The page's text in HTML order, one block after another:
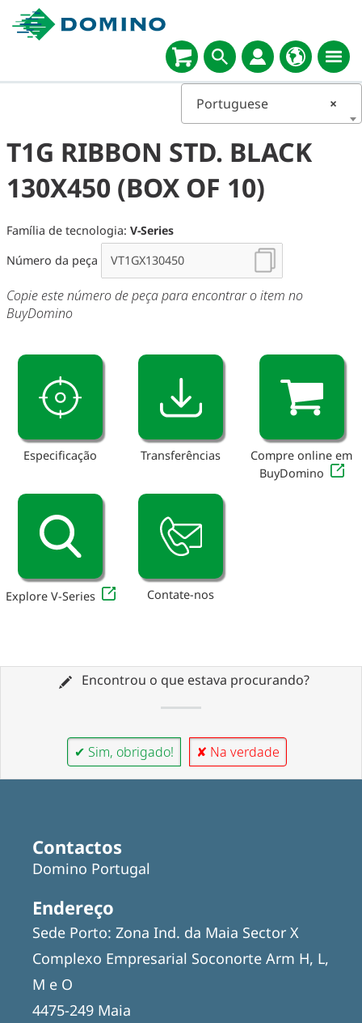
×
Portuguese
T1G RIBBON STD. BLACK
130X450 (BOX OF 10)
Família de tecnologia: V-Series
Número da peça
Copie este número de peça para encontrar o item no
BuyDomino
Especificação Transferências
Compre online em
BuyDomino
Explore V-Series Contate-nos
Encontrou o que estava procurando?
✔ Sim, obrigado! ✘ Na verdade
Contactos
Domino Portugal
Endereço
Sede Porto: Zona Ind. da Maia Sector X
Complexo Empresarial Soconorte Arm H, L,
M e O
4475-249 Maia